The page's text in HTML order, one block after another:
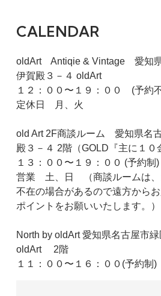
CALENDAR
oldArt Antiqie & Vintage 愛知
伊賀殿３－４ oldArt
１２：００〜１９：００ (予約
定休日 月、火
old Art 2F商談ルーム 愛知県名
殿３－４ 2階（GOLD『主に１０
１３：００〜１９：００ (予約制)
営業 土、日 （商談ルームは、
不在の場合があるので遠方から
ポイントをお願いいたします。）
North by oldArt 愛知県名古屋市
oldArt 2階
１１：００〜１６：００(予約制)